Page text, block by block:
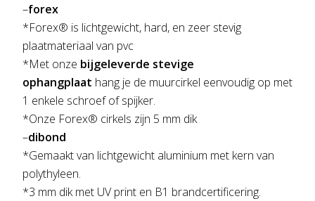
–forex
*Forex® is lichtgewicht, hard, en zeer stevig
plaatmateriaal van pvc
*Met onze bijgeleverde stevige
ophangplaat hang je de muurcirkel eenvoudig op met
1 enkele schroef of spijker.
*Onze Forex® cirkels zijn 5 mm dik
–dibond
*Gemaakt van lichtgewicht aluminium met kern van
polythyleen.
*3 mm dik met UV print en B1 brandcertificering.